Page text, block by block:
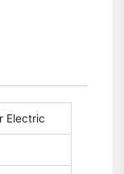
Electric